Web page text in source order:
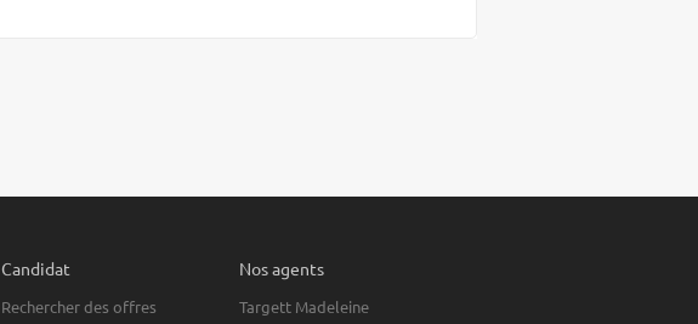
Candidat
Rechercher des offres
Nos agents
Targett Madeleine